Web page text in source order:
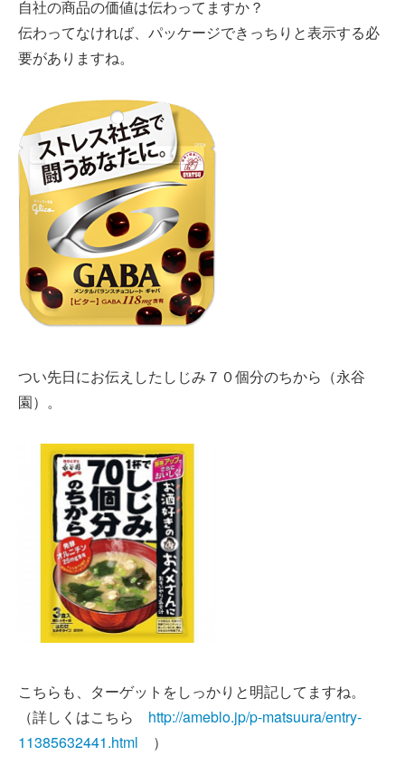
自社の商品の価値は伝わってますか？
伝わってなければ、パッケージできっちりと表示する必
要がありますね。
つい先日にお伝えしたしじみ７０個分のちから（永谷
園）。
こちらも、ターゲットをしっかりと明記してますね。
（詳しくはこちら http://ameblo.jp/p-matsuura/entry-
11385632441.html ）